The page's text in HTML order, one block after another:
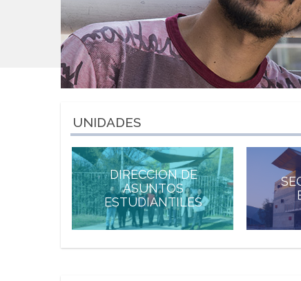
UNIDADES
DIRECCION DE
ASUNTOS
ESTUDIANTILES